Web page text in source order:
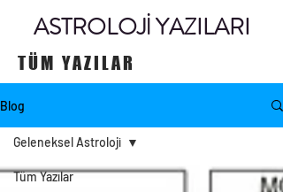
ASTROLOJİ YAZILARI
TÜM YAZILAR
Blog
Tüm Yazılar
Geleneksel Astroloji